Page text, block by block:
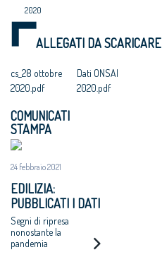
2020
ALLEGATI DA SCARICARE
cs_28 ottobre
2020.pdf
Dati ONSAI
2020.pdf
COMUNICATI
STAMPA
24 febbraio 2021
EDILIZIA:
PUBBLICATI I DATI
DELL'ONSAI
Segni di ripresa
nonostante la
pandemia